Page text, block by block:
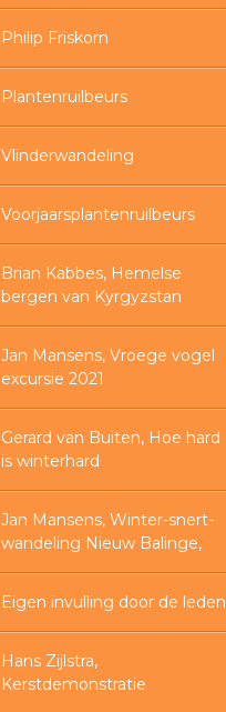
Philip Friskorn
Plantenruilbeurs
Vlinderwandeling
Voorjaarsplantenruilbeurs
Brian Kabbes, Hemelse
bergen van Kyrgyzstan
Jan Mansens, Vroege vogel
excursie 2021
Gerard van Buiten, Hoe hard
is winterhard
Jan Mansens, Winter-snert-
wandeling Nieuw Balinge,
Eigen invulling door de leden
Hans Zijlstra,
Kerstdemonstratie